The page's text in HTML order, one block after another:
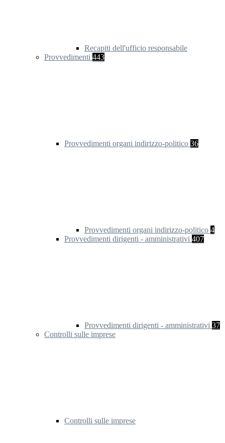
Recapiti dell'ufficio responsabile
Provvedimenti 443
Provvedimenti organi indirizzo-politico 36
Provvedimenti organi indirizzo-politico 4
Provvedimenti dirigenti - amministrativi 407
Provvedimenti dirigenti - amministrativi 37
Controlli sulle imprese
Controlli sulle imprese